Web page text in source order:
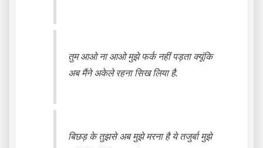
तुम आओ ना आओ मुझे फर्क नहीं पड़ता क्यूंकि
अब मैंने अकेले रहना सिख लिया है.
बिछड़ के तुझसे अब मुझे मरना है ये तजुर्बा मुझे